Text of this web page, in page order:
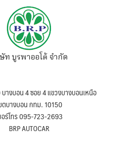
ท บูรพาออโต้ จำกัด
างบอน 4 ซอย 4 แขวงบางบอนเหนือ
ตบางบอน กทม. 10150
อร์โทร 095-723-2693
BRP AUTOCAR